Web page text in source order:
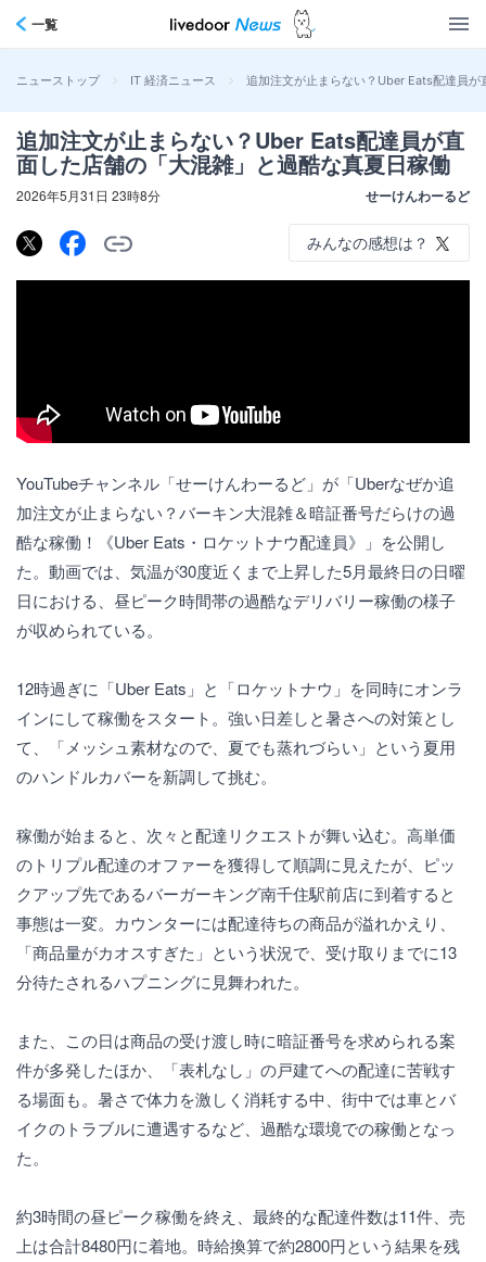
一覧
ニューストップ > IT 経済ニュース > 追加注文が止まらない？Uber Eats配達員
追加注文が止まらない？Uber Eats配達員が直
面した店舗の「大混雑」と過酷な真夏日稼働
2026年5月31日 23時8分 せーけんわーるど
みんなの感想は？
YouTubeチャンネル「せーけんわーるど」が「Uberなぜか追
加注文が止まらない？バーキン大混雑＆暗証番号だらけの過
酷な稼働！《Uber Eats・ロケットナウ配達員》」を公開し
た。動画では、気温が30度近くまで上昇した5月最終日の日曜
日における、昼ピーク時間帯の過酷なデリバリー稼働の様子
が収められている。
12時過ぎに「Uber Eats」と「ロケットナウ」を同時にオンラ
インにして稼働をスタート。強い日差しと暑さへの対策とし
て、「メッシュ素材なので、夏でも蒸れづらい」という夏用
のハンドルカバーを新調して挑む。
稼働が始まると、次々と配達リクエストが舞い込む。高単価
のトリプル配達のオファーを獲得して順調に見えたが、ピッ
クアップ先であるバーガーキング南千住駅前店に到着すると
事態は一変。カウンターには配達待ちの商品が溢れかえり、
「商品量がカオスすぎた」という状況で、受け取りまでに13
分待たされるハプニングに見舞われた。
また、この日は商品の受け渡し時に暗証番号を求められる案
件が多発したほか、「表札なし」の戸建てへの配達に苦戦す
る場面も。暑さで体力を激しく消耗する中、街中では車とバ
イクのトラブルに遭遇するなど、過酷な環境での稼働となっ
た。
約3時間の昼ピーク稼働を終え、最終的な配達件数は11件、売
上は合計8480円に着地。時給換算で約2800円という結果を残